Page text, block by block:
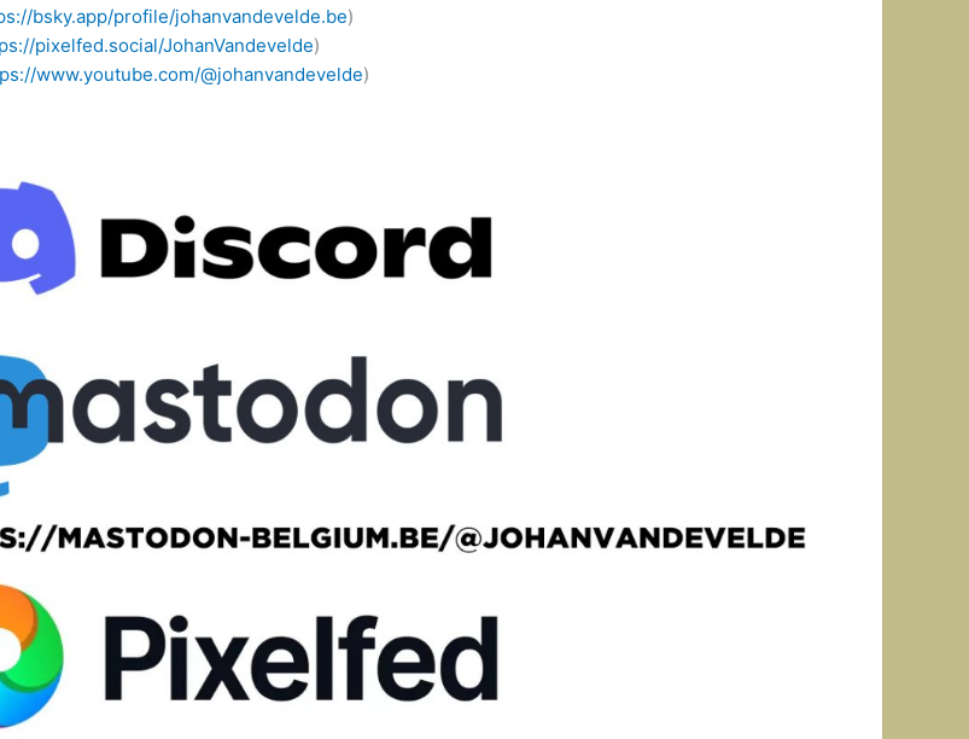
bsky.app/profile/johanvandevelde.be)
pixelfed.social/JohanVandevelde)
www.youtube.com/@johanvandevelde)